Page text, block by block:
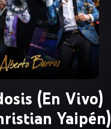
(En Vivo)
Yaipén)